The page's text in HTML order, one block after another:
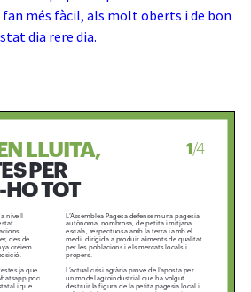
més fàcil, als molt oberts i de bon
dia rere dia.